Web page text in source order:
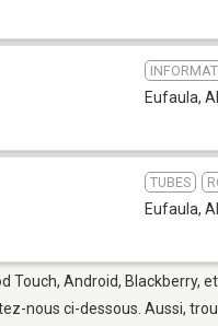
Eufaula, Al
TUBES
Eufaula, Al
Touch, Android,
nous ci-dessous. Aussi,